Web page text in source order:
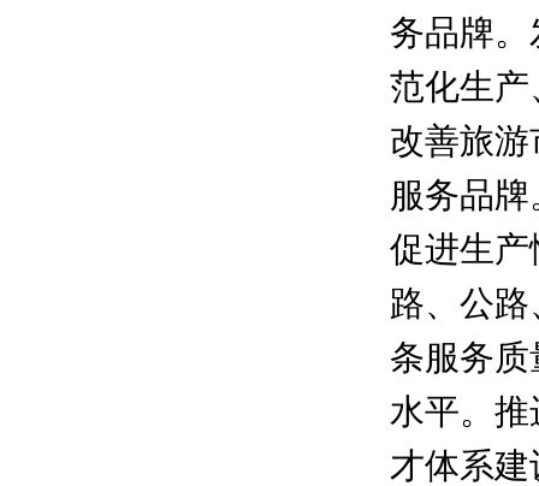
务品牌
范化生
改善旅
服务品牌
促进生
路、公
条服务
水平。
才体系